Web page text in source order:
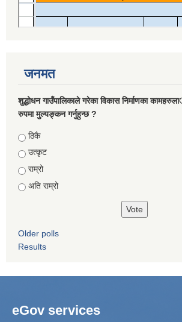
जनमत
शुद्धोधन गाउँपालिकाले गरेका विकास निर्माणका
रुपमा मुल्यङ्कन गर्नुहुन्छ ?
Choices
ठिकै
उत्कृट
राम्रो
अति राम्रो
Older polls
Results
eGov services